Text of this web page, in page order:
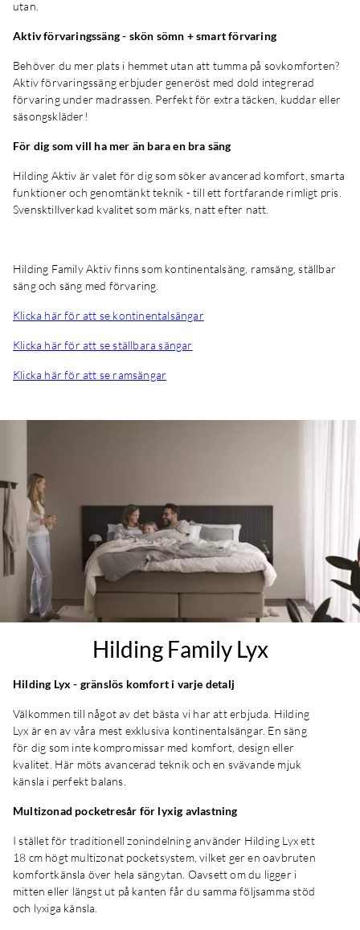
utan.
Aktiv förvaringssäng - skön sömn + smart förvaring
Behöver du mer plats i hemmet utan att tumma på sovkomforten?
Aktiv förvaringssäng erbjuder generöst med dold integrerad
förvaring under madrassen. Perfekt för extra täcken, kuddar eller
säsongskläder!
För dig som vill ha mer än bara en bra säng
Hilding Aktiv är valet för dig som söker avancerad komfort, smarta
funktioner och genomtänkt teknik - till ett fortfarande rimligt pris.
Svensktillverkad kvalitet som märks, natt efter natt.
Hilding Family Aktiv finns som kontinentalsäng, ramsäng, ställbar
säng och säng med förvaring.
Klicka här för att se kontinentalsängar
Klicka här för att se ställbara sängar
Klicka här för att se ramsängar
Hilding Family Lyx
Hilding Lyx - gränslös komfort i varje detalj
Välkommen till något av det bästa vi har att erbjuda. Hilding
Lyx är en av våra mest exklusiva kontinentalsängar. En säng
för dig som inte kompromissar med komfort, design eller
kvalitet. Här möts avancerad teknik och en svävande mjuk
känsla i perfekt balans.
Multizonad pocketresår för lyxig avlastning
I stället för traditionell zonindelning använder Hilding Lyx ett
18 cm högt multizonat pocketsystem, vilket ger en oavbruten
komfortkänsla över hela sängytan. Oavsett om du ligger i
mitten eller längst ut på kanten får du samma följsamma stöd
och lyxiga känsla.